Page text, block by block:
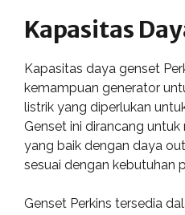
Kapasitas
Kapasitas daya genset
kemampuan generator
listrik yang diperlukan
Genset ini dirancang
yang baik dengan daya
sesuai dengan kebutuhan
Genset Perkins tersedia